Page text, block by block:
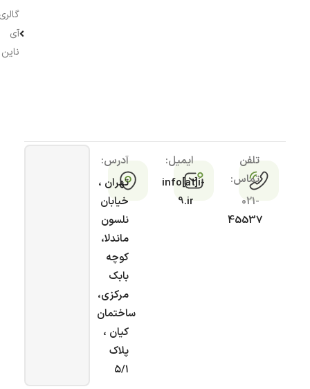
آی
ناین
تلفن
تماس:
021-
45537
ایمیل:
info[at]i-
9.ir
آدرس:
تهران ،
خیابان
نلسون
ماندلا،
کوچه
بابک
مرکزی،
ساختمان
کیان ،
پلاک
۵/۱